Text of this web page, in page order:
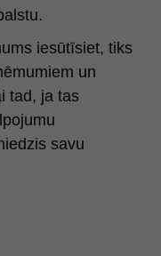
iesūtīsiet, tiks
un
tad, ja tas
savu